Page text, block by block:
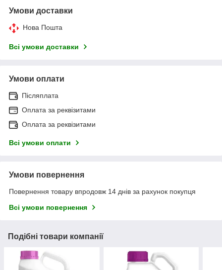
Умови доставки
Нова Пошта
Всі умови доставки
Умови оплати
Післяплата
Оплата за реквізитами
Оплата за реквізитами
Всі умови оплати
Умови повернення
Повернення товару впродовж 14 днів за рахунок покупця
Всі умови повернення
Подібні товари компанії